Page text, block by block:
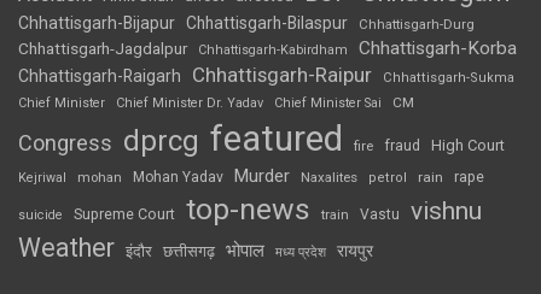
Chhattisgarh-Bijapur Chhattisgarh-Bilaspur Chhattisgarh-Durg
Chhattisgarh-Jagdalpur Chhattisgarh-Kabirdham Chhattisgarh-Korba
Chhattisgarh-Raigarh Chhattisgarh-Raipur
Chhattisgarh-Sukma
Chief Minister
Chief Minister Dr. Yadav Chief Minister Sai CM
Congress dprcg featured fire fraud High Court
Kejriwal mohan Mohan Yadav Murder Naxalites petrol rain rape
suicide Supreme Court top-news train Vastu vishnu
Weather इंदौर छत्तीसगढ़ भोपाल मध्य प्रदेश रायपुर